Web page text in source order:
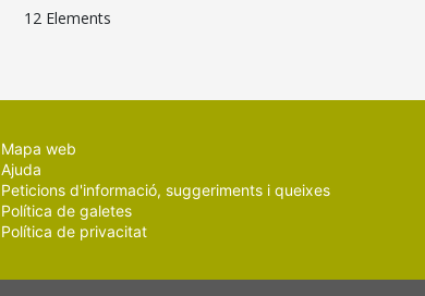
12 Elements
Mapa web
Ajuda
Peticions d'informació, suggeriments i queixes
Política de galetes
Política de privacitat